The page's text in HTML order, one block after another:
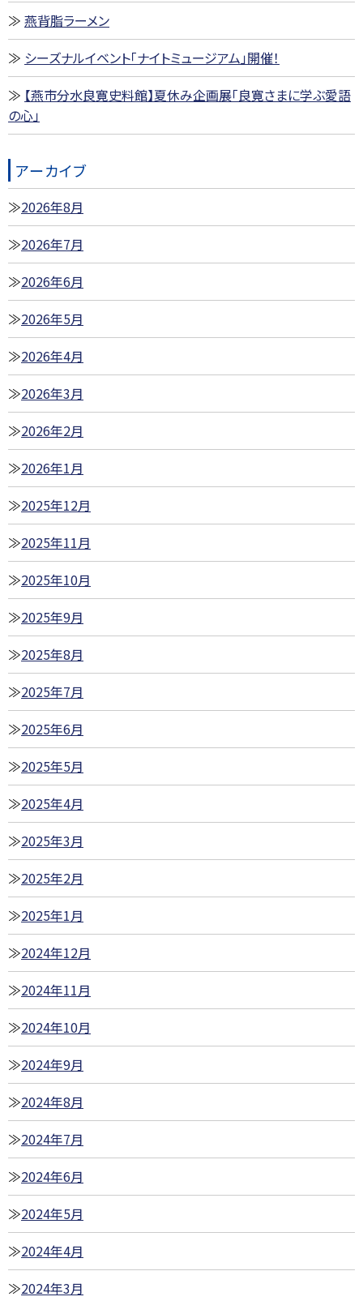
燕背脂ラーメン
シーズナルイベント「ナイトミュージアム」開催！
【燕市分水良寛史料館】夏休み企画展「良寛さまに学ぶ愛語
の心」
アーカイブ
2026年8月
2026年7月
2026年6月
2026年5月
2026年4月
2026年3月
2026年2月
2026年1月
2025年12月
2025年11月
2025年10月
2025年9月
2025年8月
2025年7月
2025年6月
2025年5月
2025年4月
2025年3月
2025年2月
2025年1月
2024年12月
2024年11月
2024年10月
2024年9月
2024年8月
2024年7月
2024年6月
2024年5月
2024年4月
2024年3月